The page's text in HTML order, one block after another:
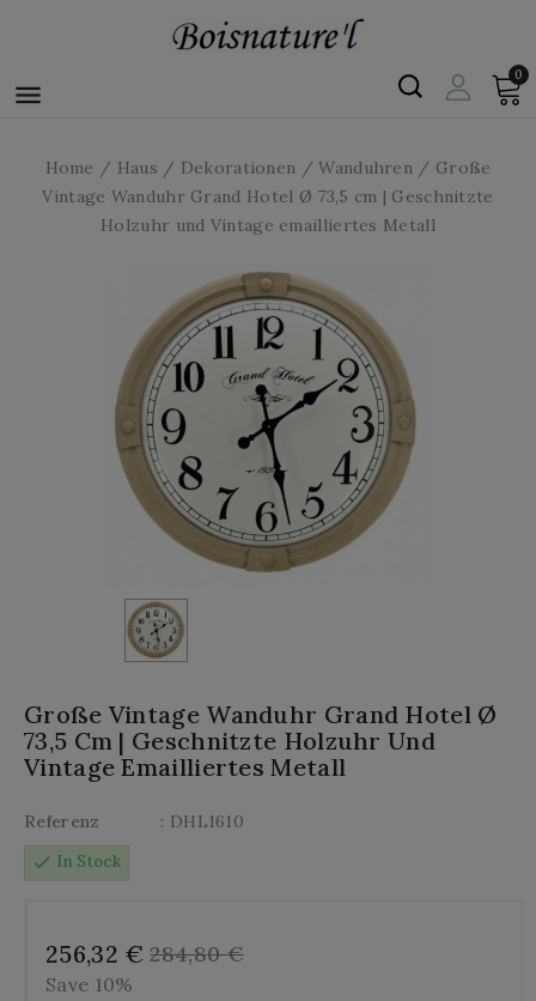

0
Home Haus Dekorationen Wanduhren
Große
Vintage Wanduhr Grand Hotel Ø 73,5 cm | Geschnitzte
Holzuhr und Vintage emailliertes Metall
Große Vintage Wanduhr Grand Hotel Ø
73,5 Cm | Geschnitzte Holzuhr Und
Vintage Emailliertes Metall
Referenz
: DHL1610
check In Stock
256,32 € 284,80 €
Save 10%